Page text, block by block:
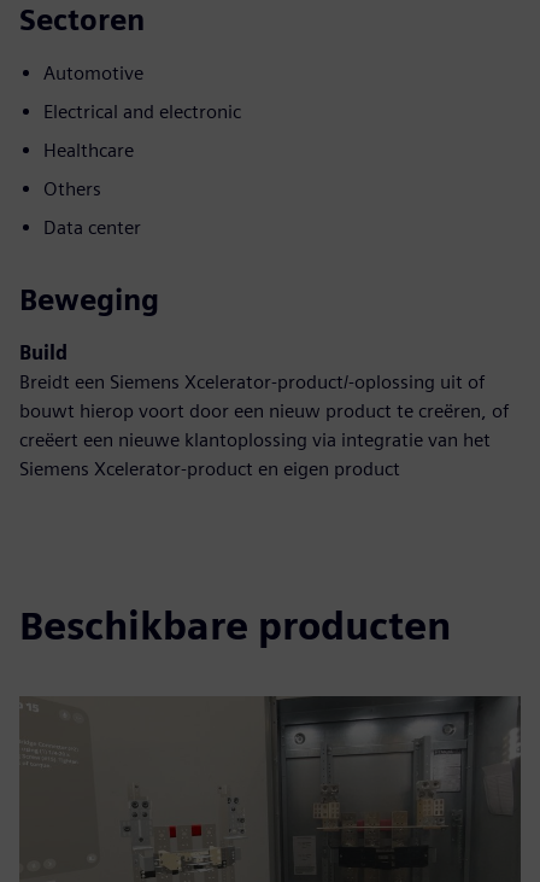
Sectoren
Automotive
Electrical and electronic
Healthcare
Others
Data center
Beweging
Build
Breidt een Siemens Xcelerator-product/-oplossing uit of
bouwt hierop voort door een nieuw product te creëren, of
creëert een nieuwe klantoplossing via integratie van het
Siemens Xcelerator-product en eigen product
Beschikbare producten